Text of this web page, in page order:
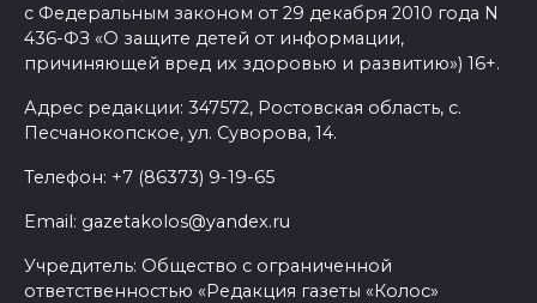
В Ростовской области
объявили штормовое
предупреждение из-за
высокого риска пожаров
Утром над акваторией
вражеские БПЛА
с Федеральным законом от 29 декабря 2010 года N
436-ФЗ «О защите детей от информации,
причиняющей вред их здоровью и развитию») 16+.
Адрес редакции: 347572, Ростовская область, с.
Песчанокопское, ул. Суворова, 14.
Телефон: +7 (86373) 9-19-65
Email: gazetakolos@yandex.ru
Учредитель: Общество с ограниченной
ответственностью «Редакция газеты «Колос»